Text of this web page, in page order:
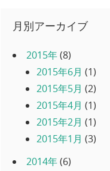
月別アーカイブ
2015年(8)
2015年6月 (1)
2015年5月 (2)
2015年4月 (1)
2015年2月 (1)
2015年1月 (3)
2014年(6)